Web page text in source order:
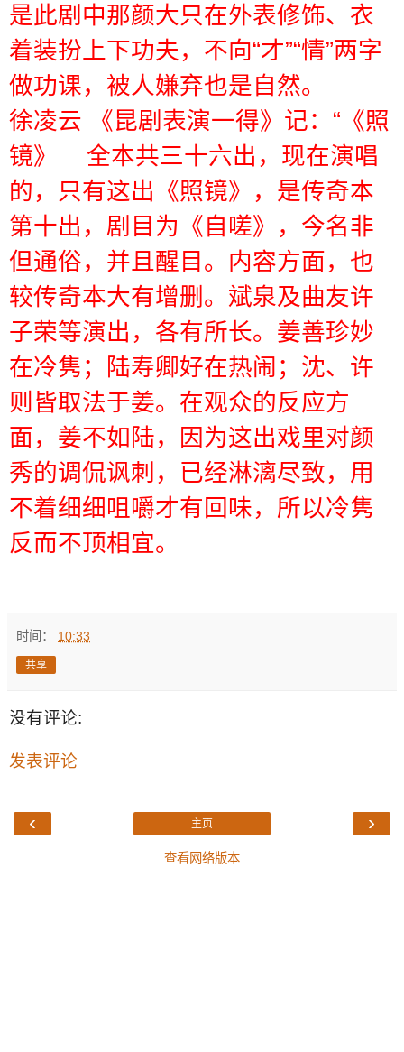
是此剧中那颜大只在外表修饰、衣
着装扮上下功夫，不向“才”“情”两字
做功课，被人嫌弃也是自然。
徐凌云 《昆剧表演一得》记：“《照
镜》
全本共三十六出，现在演唱
的，只有这出《照镜》，是传奇本
第十出，剧目为《自嗟》，今名非
但通俗，并且醒目。内容方面，也
较传奇本大有增删。斌泉及曲友许
子荣等演出，各有所长。 姜善珍妙
在冷隽；陆寿卿好在热闹；沈、许
则皆取法于姜。在观众的反应方
面，姜不如陆，因为这出戏里对颜
秀的调侃讽刺，已经淋漓尽致，用
不着细细咀嚼才有回味，所以冷隽
反而不顶相宜。
时间： 10:33
共享
没有评论:
发表评论
‹ ›
主页
查看网络版本